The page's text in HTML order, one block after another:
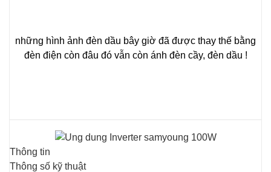
những hình ảnh đèn dầu bây giờ đã được thay thế bằng
đèn điện còn đâu đó vẫn còn ánh đèn cầy, đèn dầu !
Thông tin
Thông số kỹ thuật